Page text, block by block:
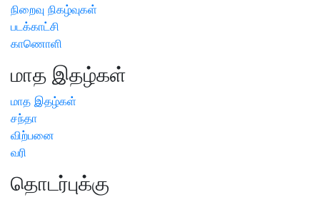
நிறைவு நிகழ்வுகள்
படக்காட்சி
காணொளி
மாத இதழ்கள்
மாத இதழ்கள்
சந்தா
விற்பனை
வரி
தொடர்புக்கு